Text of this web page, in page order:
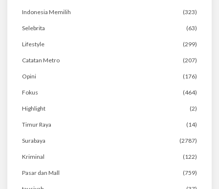
Indonesia Memilih (323)
Selebrita (63)
Lifestyle (299)
Catatan Metro (207)
Opini (176)
Fokus (464)
Highlight (2)
Timur Raya (14)
Surabaya (2787)
Kriminal (122)
Pasar dan Mall (759)